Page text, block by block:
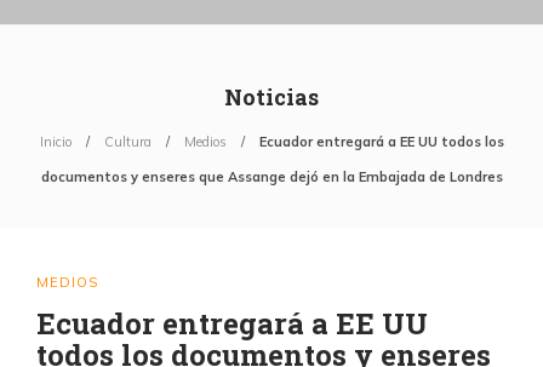
Noticias
Inicio Cultura Medios Ecuador entregará a EE UU todos los
documentos y enseres que Assange dejó en la Embajada de Londres
MEDIOS
Ecuador entregará a EE UU
todos los documentos y enseres